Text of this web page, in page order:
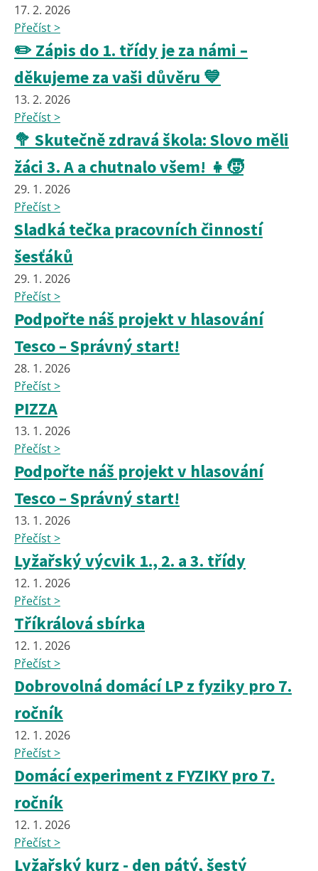
17. 2. 2026
Přečíst >
✏️ Zápis do 1. třídy je za námi –
děkujeme za vaši důvěru 💙
13. 2. 2026
Přečíst >
🥦 Skutečně zdravá škola: Slovo měli
žáci 3. A a chutnalo všem! 👧🧒
29. 1. 2026
Přečíst >
Sladká tečka pracovních činností
šesťáků
29. 1. 2026
Přečíst >
Podpořte náš projekt v hlasování
Tesco – Správný start!
28. 1. 2026
Přečíst >
PIZZA
13. 1. 2026
Přečíst >
Podpořte náš projekt v hlasování
Tesco – Správný start!
13. 1. 2026
Přečíst >
Lyžařský výcvik 1., 2. a 3. třídy
12. 1. 2026
Přečíst >
Tříkrálová sbírka
12. 1. 2026
Přečíst >
Dobrovolná domácí LP z fyziky pro 7.
ročník
12. 1. 2026
Přečíst >
Domácí experiment z FYZIKY pro 7.
ročník
12. 1. 2026
Přečíst >
Lyžařský kurz - den pátý, šestý